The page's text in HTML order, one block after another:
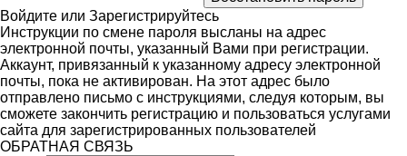
Войдите или Зарегистрируйтесь
Инструкции по смене пароля высланы на адрес
электронной почты, указанный Вами при регистрации.
Аккаунт, привязанный к указанному адресу электронной
почты, пока не активирован. На этот адрес было
отправлено письмо с инструкциями, следуя которым, вы
сможете закончить регистрацию и пользоваться услугами
сайта для зарегистрированных пользователей
ОБРАТНАЯ СВЯЗЬ